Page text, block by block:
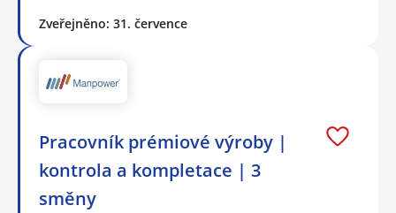
Zveřejněno: 31. července
Pracovník prémiové výroby |
kontrola a kompletace | 3
směny